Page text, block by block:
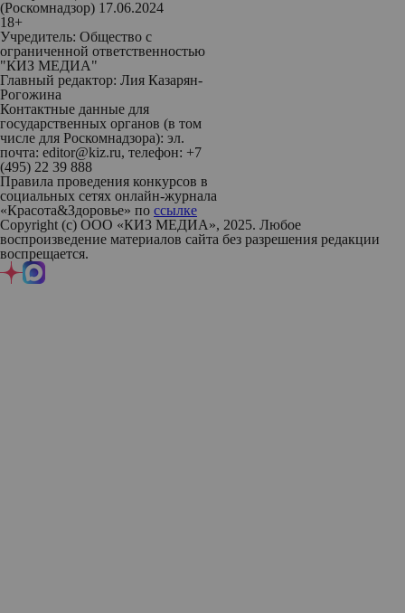
(Роскомнадзор) 17.06.2024
18+
Учредитель: Общество с
ограниченной ответственностью
"КИЗ МЕДИА"
Главный редактор: Лия Казарян-
Рогожина
Контактные данные для
государственных органов (в том
числе для Роскомнадзора): эл.
почта: editor@kiz.ru, телефон: +7
(495) 22 39 888
Правила проведения конкурсов в
социальных сетях онлайн-журнала
«Красота&Здоровье» по ссылке
Copyright (с) ООО «КИЗ МЕДИА», 2025. Любое
воспроизведение материалов сайта без разрешения редакции
воспрещается.